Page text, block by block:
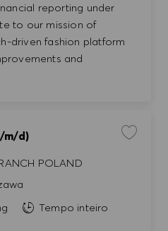
reporting under
to our mission of
driven fashion platform
and
m/d)
POLAND
Tempo inteiro
Guardar